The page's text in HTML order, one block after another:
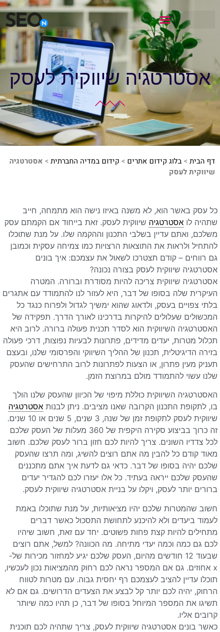
אסטרטגיה שיווקית לעסק
דף הבית > בלוג קידום אתרים > קידום במדיה החברתית > אסטרטגיה
שיווקית לעסק
כל עסק באשר הוא, לא משנה באיזו נישה הוא מתמחה, חייב
שתהיה לו אסטרטגיה שיווקית לעסק. זאת בייחוד אם הקמתם עסק
משלכם, ואתם עדיין בשלבי התכנון וההקמה שלו. על מנת שתוכלו
להתחיל ולראות את התוצאות הרצויות כמו צמיחה עסקית וכמובן
גם רווחים – קודם תצטרכו לשאול את עצמכם: איך בונים
אסטרטגיה שיווקית לעסק בצורה נכונה?
אסטרטגיה שיווקית צריכה להיות מסודרת וברורה. המטרה
העיקרית שלה בסופו של דבר, היא לעזור לנו להתמודד עם אתגרים
בלתי צפויים בעסק, ולדאוג שהוא ימשיך לגדול ולפרוח כנגד כל
המכשולים שעלולים להיקרות בדרכינו לאורך הדרך. תפקידה של
האסטרטגיה השיווקית הוא לסדר תכנית פעולה ברורה. לרוב היא
תכלול מטרות, יעדים מדידים, פתרונות לבעיות נפוצות, דרכי פעולה
בזירה הדיגיטלית, תכנון של ההליך השיווקי והפרסומי שלנו, ובעצם
תעניק מעין פתרון, או הצעות לפתרונות לרוב התרחישים שהעסק
שלנו עשוי להתמודד מולם במרוצת הזמן.
האסטרטגיה השיווקית כוללת מיפוי של הכיוון שהעסק שלנו הולך
בו, לתקופת התכנון הקרובה שאנו מציבים. ניתן לבנות אסטרטגיה
שיווקית לעסק לתקופת זמן של שנה, 3 שנים, 5 שנים או 10 שנים.
זה כרוך בביצוע סקירה היקפית של 360 מעלות של העסק שלכם
לכל צדדיו השונים. צריך להיות לכם חזון ברור לעסק שלכם. חשוב
מאוד קודם כל להבין מה אתם רוצים להשיג, ומה תרצו שהעסק
שלכם יהיה בסופו של דבר. כדאי גם לדעת איך אתם מתכננים
שהעסק שלכם ייראה בעתיד. כל אלו יעזרו לכם להגדיר יעדים
ברורים יותר לעסק, ויקלו על בניית אסטרטגיה שיווקית לעסק.
חשוב שהמטרות שלכם יהיו מציאותיות, על מנת שתוכלו באמת
לעמוד ביעדים ולא להיכנע לתחושת התסכול כאשר דברים
מתחילים להיות קצת פחות פשוטים. יחד עם זאת, חשוב שיהיו
לכם גם כמה וכמה יעדי מתיחה. מה הכוונה? למשל, אתם רוצים
שבעוד 12 חודשים מהיום, העסק שלכם יגיע למחזור מכירות של-
x אחוזים. גם אם המספר נראה לכם רחוק מהמציאות נכון לעכשיו,
תוכלו עדיין להציב לעצמכם רף יחסית גבוה. עם מטרות לטווח
הרחוק, יהיה לכם יותר קל לבצע את הצעדים הדרושים. גם אם לא
תשיגו את המספר המיוחל בסופו של דבר, כן תהיו כמה שיותר
קרובים אליו.
כאשר בונים אסטרטגיה שיווקית לעסק, צריך שתהיה לכם תוכנית